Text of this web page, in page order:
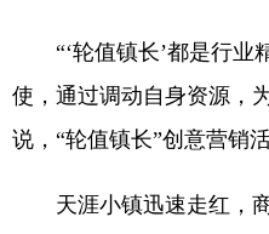
“‘轮值镇长’都是行业
使，通过调动自身资源，
说，“轮值镇长”创意营销
天涯小镇迅速走红，商